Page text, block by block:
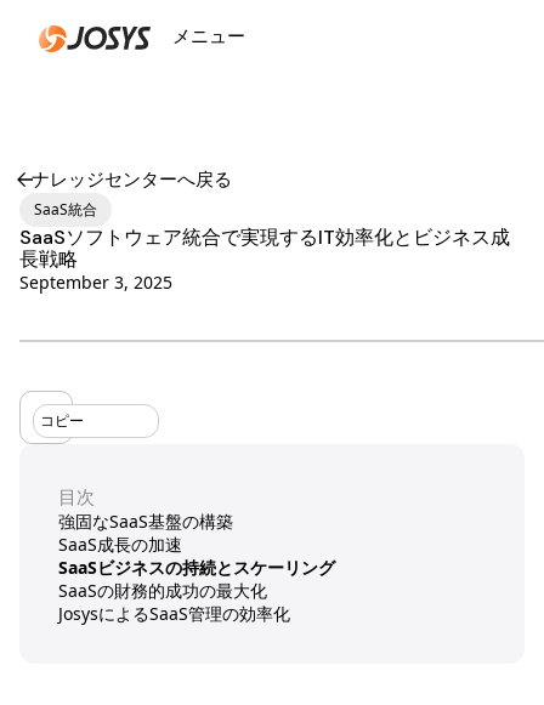
メニュー
ナレッジセンターへ戻る
SaaS統合
SaaSソフトウェア統合で実現するIT効率化とビジネス成
長戦略
September 3, 2025
コピー
目次
強固なSaaS基盤の構築
SaaS成長の加速
SaaSビジネスの持続とスケーリング
SaaSの財務的成功の最大化
JosysによるSaaS管理の効率化